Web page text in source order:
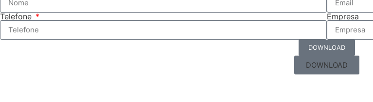
Telefone Empresa
DOWNLOAD
DOWNLOAD